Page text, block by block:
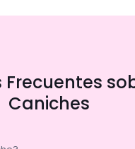
Caniches